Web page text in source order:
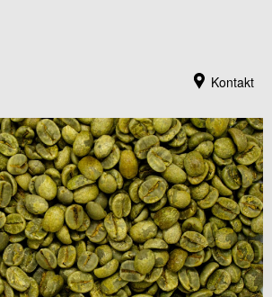
Kontakt